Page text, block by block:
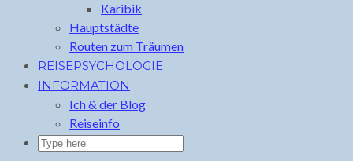
Karibik
Hauptstädte
Routen zum Träumen
REISEPSYCHOLOGIE
INFORMATION
Ich & der Blog
Reiseinfo